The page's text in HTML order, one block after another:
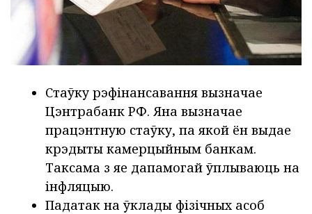
Стаўку рэфінансавання вызначае
Цэнтрабанк РФ. Яна вызначае
працэнтную стаўку, па якой ён выдае
крэдыты камерцыйным банкам.
Таксама з яе дапамогай ўплываюць на
інфляцыю.
Падатак на ўклады фізічных асоб